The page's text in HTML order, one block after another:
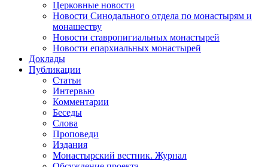
Церковные новости
Новости Синодального отдела по монастырям и
монашеству
Новости ставропигиальных монастырей
Новости епархиальных монастырей
Доклады
Публикации
Статьи
Интервью
Комментарии
Беседы
Слова
Проповеди
Издания
Монастырский вестник. Журнал